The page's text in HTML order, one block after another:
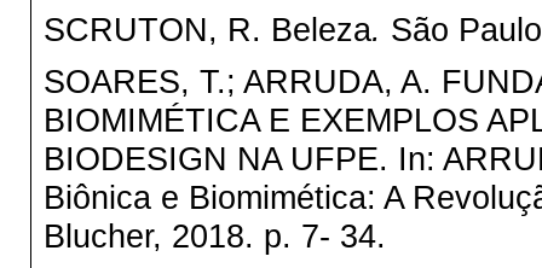
SCRUTON, R. Beleza. São
SOARES, T.; ARRUDA, A.
BIOMIMÉTICA E EXEMPLOS
BIODESIGN NA UFPE. In:
Biônica e Biomimética: A
Blucher, 2018. p. 7- 34.